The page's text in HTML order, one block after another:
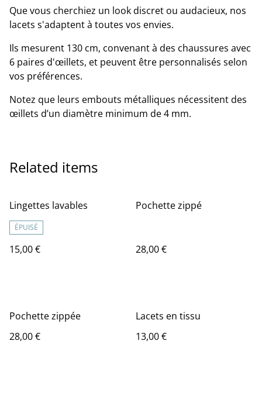
Que vous cherchiez un look discret ou audacieux, nos
lacets s'adaptent à toutes vos envies.
Ils mesurent 130 cm, convenant à des chaussures avec
6 paires d'œillets, et peuvent être personnalisés selon
vos préférences.
Notez que leurs embouts métalliques nécessitent des
œillets d’un diamètre minimum de 4 mm.
Related items
Lingettes lavables
ÉPUISÉ
15,00 €
Pochette zippé
28,00 €
Pochette zippée
28,00 €
Lacets en tissu
13,00 €